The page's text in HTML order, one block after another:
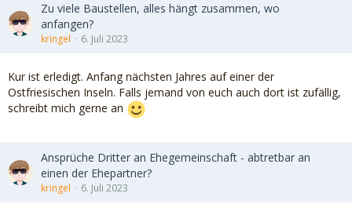
Zu viele Baustellen, alles hängt zusammen, wo
anfangen?
kringel 6. Juli 2023
Kur ist erledigt. Anfang nächsten Jahres auf einer der
Ostfriesischen Inseln. Falls jemand von euch auch dort ist zufällig,
schreibt mich gerne an
Ansprüche Dritter an Ehegemeinschaft - abtretbar an
einen der Ehepartner?
kringel 6. Juli 2023